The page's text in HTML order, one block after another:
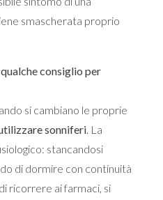
smascherata proprio
consiglio per
si cambiano le proprie
sonniferi. La
stancandosi
di dormire con continuità
ricorrere ai farmaci, si